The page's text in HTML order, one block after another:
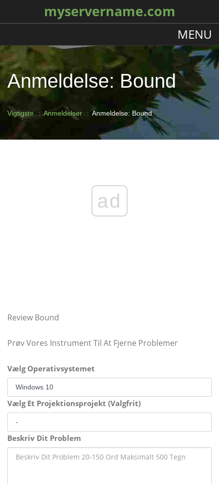
myservername.com
MENU
Anmeldelse: Bound
Vigtigste Anmeldelser Anmeldelse: Bound
ad
Review Bound
Prøv Vores Instrument Til At Fjerne Problemer
Vælg Operativsystemet
Vælg Et Projektionsprojekt (Valgfrit)
Beskriv Dit Problem